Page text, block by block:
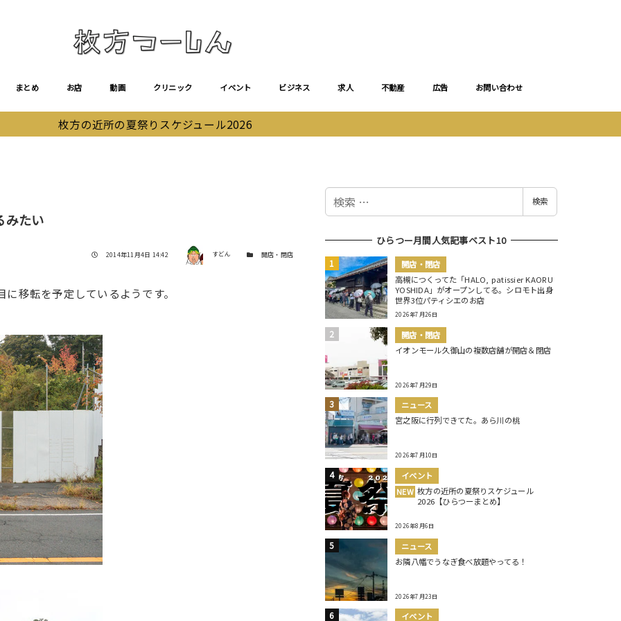
まとめ お店 動画 クリニック イベント ビジネス 求人 不動産 広告 お問い合わせ
枚方の近所の夏祭りスケジュール2026
みたい
投稿日
2014年11月4日 14:42 著者 すどん カテゴリー開店・閉店
移転を予定しているようです。
検
検索
ひらつー月間人気記事ベスト10
開店・閉店
高槻につくってた「HALO, patissier KAORU
YOSHIDA」がオープンしてる。シロモト出身
世界3位パティシエのお店
2026年7月26日
開店・閉店
イオンモール久御山の複数店舗が開店＆閉店
2026年7月29日
ニュース
宮之阪に行列できてた。あら川の桃
2026年7月10日
イベント
NEW 枚方の近所の夏祭りスケジュール
2026【ひらつーまとめ】
2026年8月6日
ニュース
お隣八幡でうなぎ食べ放題やってる！
2026年7月23日
イベント